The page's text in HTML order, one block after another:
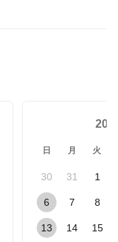
日 月 火
30 31 1
6 7 8
13 14 15